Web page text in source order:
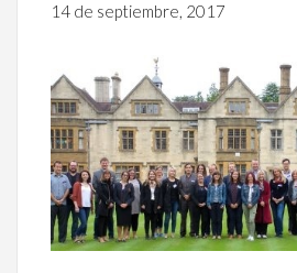
14 de septiembre, 2017